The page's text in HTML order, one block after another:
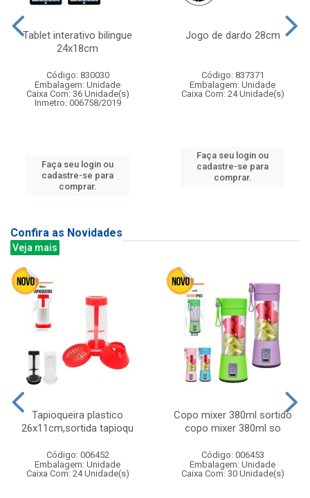
Tablet interativo bilingue
24x18cm
Código: 830030
Embalagem: Unidade
Caixa Com: 36 Unidade(s)
Inmetro: 006758/2019
Faça seu login ou
cadastre-se para
comprar.
Jogo de dardo 28cm
Código: 837371
Embalagem: Unidade
Caixa Com: 24 Unidade(s)
Faça seu login ou
cadastre-se para
comprar.
Confira as Novidades
Veja mais
Tapioqueira plastico
26x11cm,sortida tapioqu
Código: 006452
Embalagem: Unidade
Caixa Com: 24 Unidade(s)
Copo mixer 380ml sortido
copo mixer 380ml so
Código: 006453
Embalagem: Unidade
Caixa Com: 30 Unidade(s)